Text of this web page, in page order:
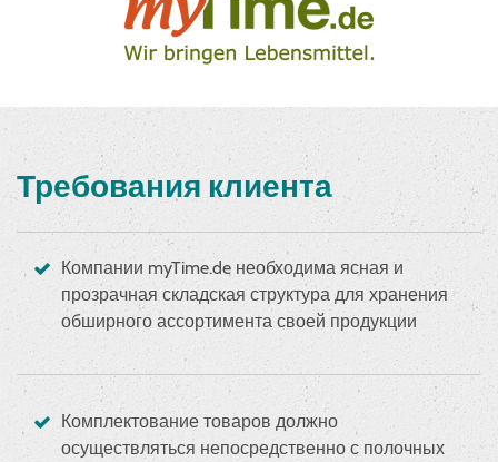
Требования клиента
Компании myTime.de необходима ясная и
прозрачная складская структура для хранения
обширного ассортимента своей продукции
Комплектование товаров должно
осуществляться непосредственно с полочных